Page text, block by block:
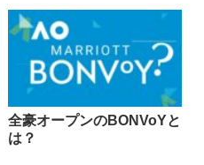
全豪オープンのBONVoYと
は？